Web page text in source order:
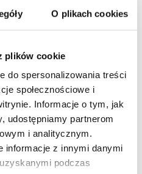
O plikach cookies
plików cookie
do spersonalizowania treści
społecznościowe i
Informacje o tym, jak
udostępniamy partnerom
i analitycznym.
informacje z innymi danymi
podczas